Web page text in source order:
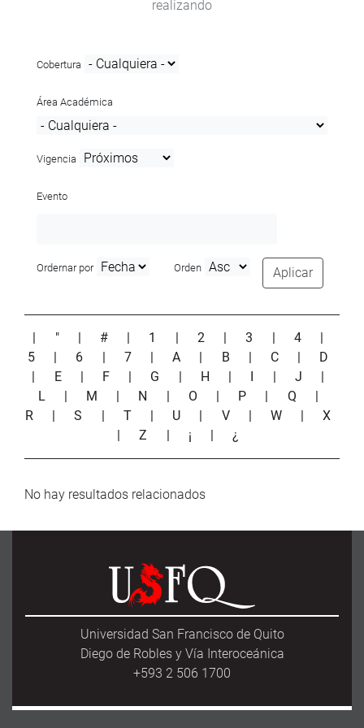
realizando
Cobertura
Área Académica
Vigencia
Evento
Ordernar por Orden Aplicar
| " | # | 1 | 2 |3 | 4
|
5
| 6 | 7 |A | B | C | D
| E | F | G | H | I | J
|
L
| M | N | O | P | Q
|
R
|S | T | U | V |W |X
|Z | ¡ |¿
No hay resultados relacionados
Universidad San Francisco de Quito
Diego de Robles y Vía Interoceánica
+593 2 506 1700